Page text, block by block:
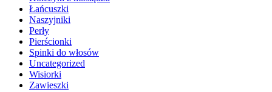
Łańcuszki
Naszyjniki
Perły
Pierścionki
Spinki do włosów
Uncategorized
Wisiorki
Zawieszki